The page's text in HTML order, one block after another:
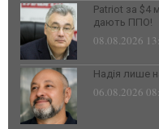
Patriot за $4
дають ППО!
08.08.2026
Надія лише
06.08.2026